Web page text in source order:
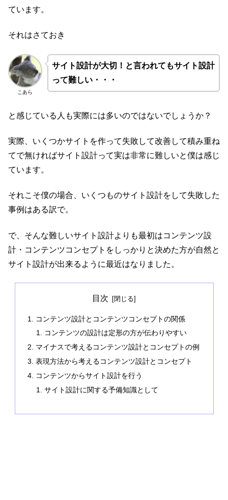
ています。
それはさておき
こあら
サイト設計が大切！と言われてもサイト設計
って難しい・・・
と感じている人も実際には多いのではないでしょうか？
実際、いくつかサイトを作って失敗して改善して積み重ね
てで無ければサイト設計って実は非常に難しいと僕は感じ
ています。
それこそ僕の場合、いくつものサイト設計をして失敗した
事例はある訳で。
で、そんな難しいサイト設計よりも最初はコンテンツ設
計・コンテンツコンセプトをしっかりと決めた方が自然と
サイト設計が出来るように最近はなりました。
目次
コンテンツ設計とコンテンツコンセプトの関係
コンテンツの設計は定形の方が伝わりやすい
マイナスで考えるコンテンツ設計とコンセプトの例
表現方法から考えるコンテンツ設計とコンセプト
コンテンツからサイト設計を行う
サイト設計に関する予備知識として